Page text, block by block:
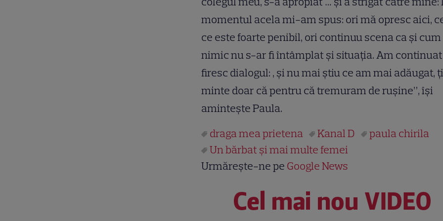
momentul acela mi-am spus: ori mă opresc aici,
ce este foarte penibil, ori continuu scena ca şi cum
nimic nu s-ar fi întâmplat şi situaţia. Am continuat
firesc dialogul: , şi nu mai ştiu ce am mai adăugat,
minte doar că pentru că tremuram de ruşine”, îşi
aminteşte Paula.
draga mea prietena
Kanal D
paula chirila
Un bărbat şi mai multe femei
Urmărește-ne pe Google News
Cel mai nou VIDEO